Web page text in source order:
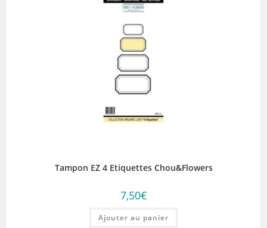
Tampon EZ 4 Etiquettes Chou&Flowers
7,50€
Ajouter au panier